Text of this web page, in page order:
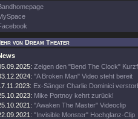
von Dream Theater
Zeigen den "Bend The Clock"
"A Broken Man" Video steht bereit
Ex-Sänger Charlie Dominici
Mike Portnoy kehrt zurück!
"Awaken The Master" Videoclip
"Invisible Monster" Hochglanz-Clip